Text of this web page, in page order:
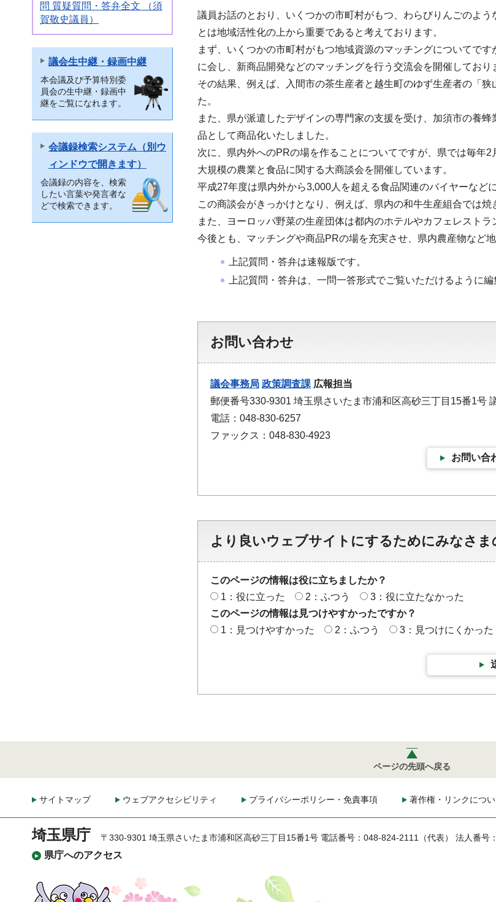
問 質疑質問・答弁全文 （須
賀敬史議員）
議会生中継・録画中継
本会議及び予算特別委
員会の生中継・録画中
継をご覧になれます。
会議録検索システム（別ウ
ィンドウで開きます）
会議録の内容を、検索
したい言葉や発言者な
どで検索できます。
議員お話のとおり、いくつかの市町村がもつ、わらびりんごのよ
とは地域活性化の上から重要であると考えております。
まず、いくつかの市町村がもつ地域資源のマッチングについてで
に会し、新商品開発などのマッチングを行う交流会を開催しており
その結果、例えば、入間市の茶生産者と越生町のゆず生産者の「
た。
また、県が派遣したデザインの専門家の支援を受け、加須市の養
品として商品化いたしました。
次に、県内外へのPRの場を作ることについてですが、県では毎年
大規模の農業と食品に関する大商談会を開催しています。
平成27年度は県内外から3,000人を超える食品関連のバイヤーなど
この商談会がきっかけとなり、例えば、県内の和牛生産組合では
また、ヨーロッパ野菜の生産団体は都内のホテルやカフェレストラ
今後とも、マッチングや商品PRの場を充実させ、県内農産物など
上記質問・答弁は速報版です。
上記質問・答弁は、一問一答形式でご覧いただけるように
お問い合わせ
議会事務局 政策調査課 広報担当
郵便番号330-9301 埼玉県さいたま市浦和区高砂三丁目15番1号
電話：048-830-6257
ファックス：048-830-4923
お問い合
より良いウェブサイトにするためにみなさ
このページの情報は役に立ちましたか？
1：役に立った
2：ふつう
3：役に立たなかった
このページの情報は見つけやすかったですか？
1：見つけやすかった
2：ふつう 3：見つけにくかった
ページの先頭へ戻る
サイトマップ ウェブアクセシビリティ プライバシーポリシー・免責事項 著作権・リンクにつ
埼玉県庁
県庁へのアクセス
〒330-9301 埼玉県さいたま市浦和区高砂三丁目15番1号 電話番号：048-824-2111（代表） 法人番号